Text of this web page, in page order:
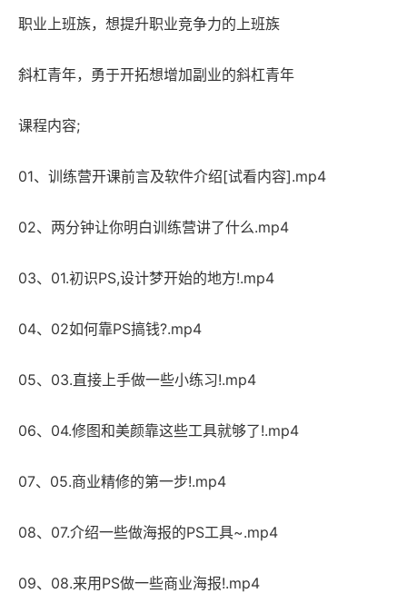
职业上班族，想提升职业竞争力的上班族
斜杠青年，勇于开拓想增加副业的斜杠青年
课程内容;
01、训练营开课前言及软件介绍[试看内容].mp4
02、两分钟让你明白训练营讲了什么.mp4
03、01.初识PS,设计梦开始的地方!.mp4
04、02如何靠PS搞钱?.mp4
05、03.直接上手做一些小练习!.mp4
06、04.修图和美颜靠这些工具就够了!.mp4
07、05.商业精修的第一步!.mp4
08、07.介绍一些做海报的PS工具~.mp4
09、08.来用PS做一些商业海报!.mp4